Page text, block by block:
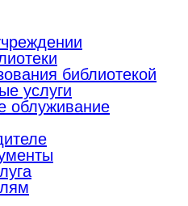
библиотекой
услуги
облуживание